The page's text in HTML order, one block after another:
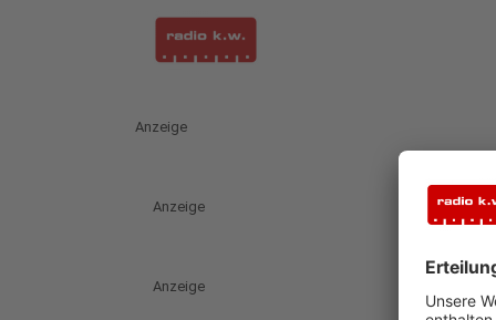
Anzeige
Anzeige
Anzeige